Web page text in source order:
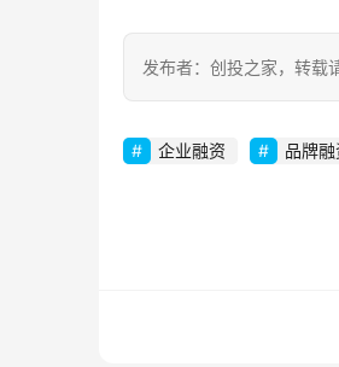
发布者：创投之家，转载
企业融资 品牌融